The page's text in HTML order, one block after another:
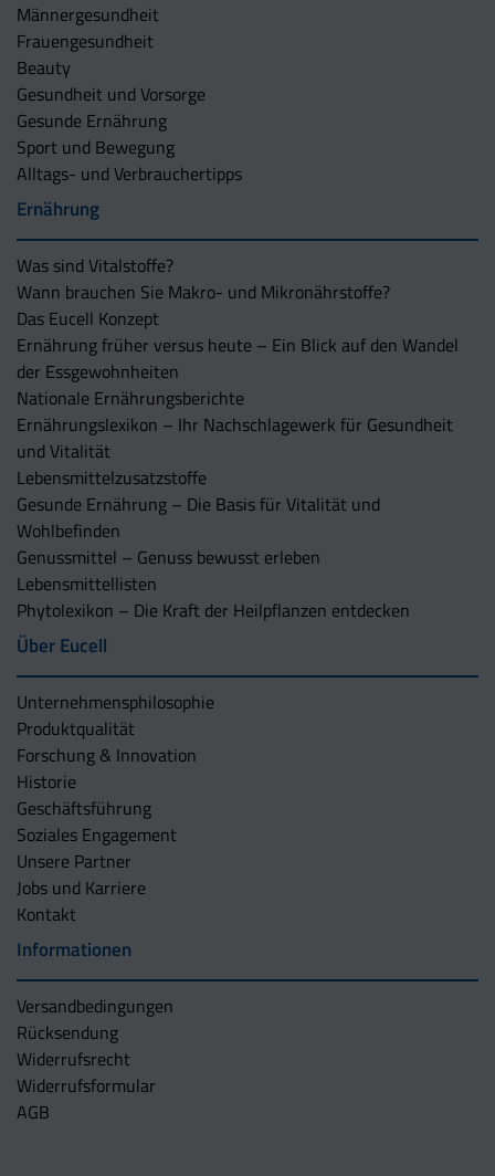
Männergesundheit
Frauengesundheit
Beauty
Gesundheit und Vorsorge
Gesunde Ernährung
Sport und Bewegung
Alltags- und Verbrauchertipps
Ernährung
Was sind Vitalstoffe?
Wann brauchen Sie Makro- und Mikronährstoffe?
Das Eucell Konzept
Ernährung früher versus heute – Ein Blick auf den Wandel
der Essgewohnheiten
Nationale Ernährungsberichte
Ernährungslexikon – Ihr Nachschlagewerk für Gesundheit
und Vitalität
Lebensmittelzusatzstoffe
Gesunde Ernährung – Die Basis für Vitalität und
Wohlbefinden
Genussmittel – Genuss bewusst erleben
Lebensmittellisten
Phytolexikon – Die Kraft der Heilpflanzen entdecken
Über Eucell
Unternehmens­philosophie
Produktqualität
Forschung & Innovation
Historie
Geschäftsführung
Soziales Engagement
Unsere Partner
Jobs und Karriere
Kontakt
Informationen
Versandbedingungen
Rücksendung
Widerrufsrecht
Widerrufsformular
AGB